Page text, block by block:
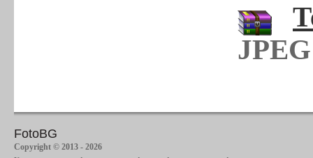
FotoBG
Copyright © 2013 - 2026